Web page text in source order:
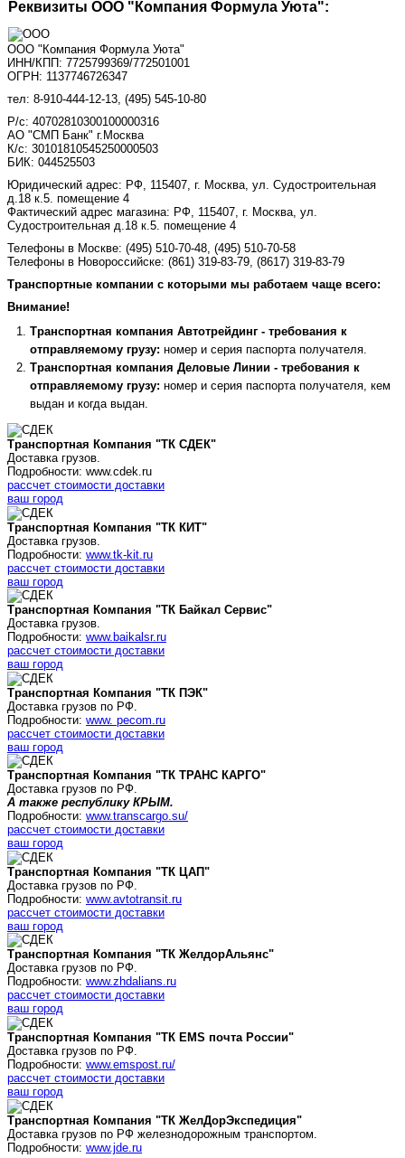
Реквизиты ООО "Компания Формула Уюта":
ООО "Компания Формула Уюта"
ИНН/КПП: 7725799369/772501001
ОГРН: 1137746726347
тел: 8-910-444-12-13, (495) 545-10-80
Р/с: 40702810300100000316
АО "СМП Банк" г.Москва
К/с: 30101810545250000503
БИК: 044525503
Юридический адрес: РФ, 115407, г. Москва, ул. Судостроительная
д.18 к.5. помещение 4
Фактический адрес магазина: РФ, 115407, г. Москва, ул.
Судостроительная д.18 к.5. помещение 4
Телефоны в Москве: (495) 510-70-48, (495) 510-70-58
Телефоны в Новороссийске: (861) 319-83-79, (8617) 319-83-79
Транспортные компании с которыми мы работаем чаще всего:
Внимание!
Транспортная компания Автотрейдинг - требования к
отправляемому грузу: номер и серия паспорта получателя.
Транспортная компания Деловые Линии - требования к
отправляемому грузу: номер и серия паспорта получателя, кем
выдан и когда выдан.
Транспортная Компания "ТК СДЕК"
Доставка грузов.
Подробности: www.cdek.ru
рассчет стоимости доставки
ваш город
Транспортная Компания "ТК КИТ"
Доставка грузов.
Подробности: www.tk-kit.ru
рассчет стоимости доставки
ваш город
Транспортная Компания "ТК Байкал Сервис"
Доставка грузов.
Подробности: www.baikalsr.ru
рассчет стоимости доставки
ваш город
Транспортная Компания "ТК ПЭК"
Доставка грузов по РФ.
Подробности: www. pecom.ru
рассчет стоимости доставки
ваш город
Транспортная Компания "ТК ТРАНС КАРГО"
Доставка грузов по РФ.
А также республику КРЫМ.
Подробности: www.transcargo.su/
рассчет стоимости доставки
ваш город
Транспортная Компания "ТК ЦАП"
Доставка грузов по РФ.
Подробности: www.avtotransit.ru
рассчет стоимости доставки
ваш город
Транспортная Компания "ТК ЖелдорАльянс"
Доставка грузов по РФ.
Подробности: www.zhdalians.ru
рассчет стоимости доставки
ваш город
Транспортная Компания "ТК EMS почта России"
Доставка грузов по РФ.
Подробности: www.emspost.ru/
рассчет стоимости доставки
ваш город
Транспортная Компания "ТК ЖелДорЭкспедиция"
Доставка грузов по РФ железнодорожным транспортом.
Подробности: www.jde.ru